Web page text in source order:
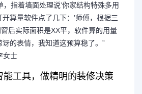
，指着墙面处理说’你家结构特殊多用
开算量软件点了几下：’师傅，根据三
后实际面积是XX平，软件算的用量
讶的表情，我知道这预算稳了。”
女士
能工具，做精明的装修决策